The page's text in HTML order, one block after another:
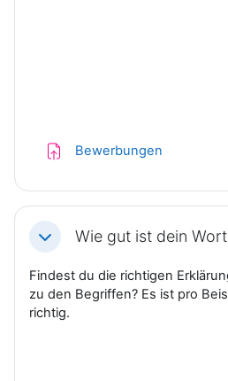
Bewerbungen
EinklappenWie gut ist dein
Findest du die richtigen
zu den Begriffen? Es ist pro
richtig.